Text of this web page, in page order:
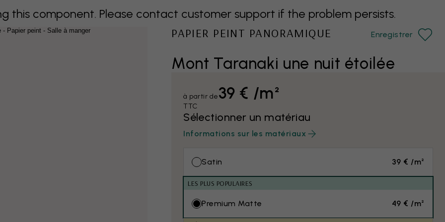
this component. Please contact customer support if the problem persists.
Mont Taranaki une nuit étoilée
PAPIER PEINT PANORAMIQUE Enregistrer
à partir de39 € /m²
TTC
Sélectionner un matériau
Informations sur les matériaux
Satin 39 € /m²
LES PLUS POPULAIRES
Premium Matte 49 € /m²